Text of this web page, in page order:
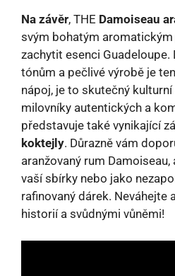
Na závěr, THE Damoiseau
svým bohatým
zachytit esenci
tónům a pečlivé výrobě je
nápoj, je to skutečný
milovníky autentických a
představuje také vynikající
koktejly. Důrazně vám
aranžovaný rum
vaší sbírky nebo jako
rafinovaný dárek. Neváhejte
historií a svůdnými vůněmi!